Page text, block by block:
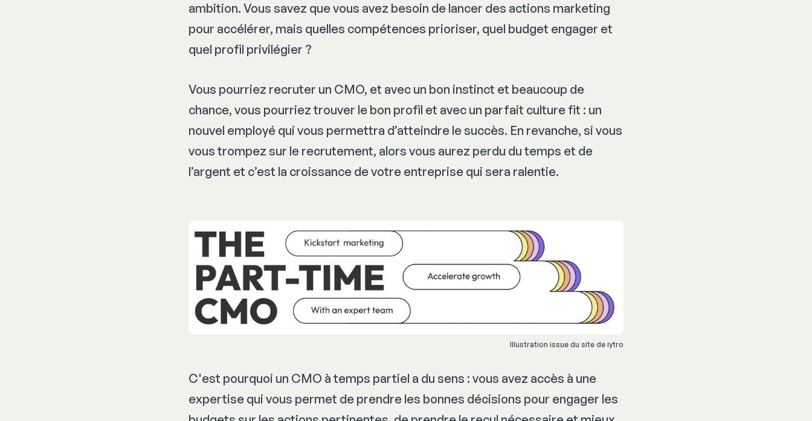
ambition. Vous savez que vous avez besoin de lancer des actions marketing
pour accélérer, mais quelles compétences prioriser, quel budget engager et
quel profil privilégier ?
Vous pourriez recruter un CMO, et avec un bon instinct et beaucoup de
chance, vous pourriez trouver le bon profil et avec un parfait culture fit : un
nouvel employé qui vous permettra d’atteindre le succès. En revanche, si vous
vous trompez sur le recrutement, alors vous aurez perdu du temps et de
l’argent et c’est la croissance de votre entreprise qui sera ralentie.
Illustration issue du site de iytro
C'est pourquoi un CMO à temps partiel a du sens : vous avez accès à une
expertise qui vous permet de prendre les bonnes décisions pour engager les